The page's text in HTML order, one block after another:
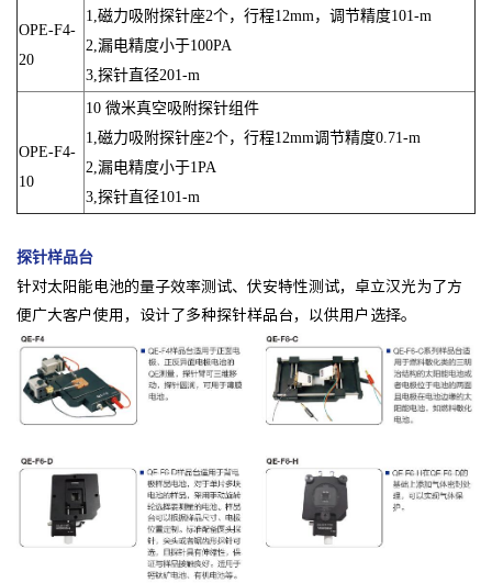
OPE-F4-
20
1,磁力吸附探针座2个，行程12mm，调节精度101-m
2,漏电精度小于100PA
3,探针直径201-m
OPE-F4-
10
10 微米真空吸附探针组件
1,磁力吸附探针座2个，行程12mm调节精度0.71-m
2,漏电精度小于1PA
3,探针直径101-m
探针样品台
针对太阳能电池的量子效率测试、伏安特性测试，卓立汉光为了方
便广大客户使用，设计了多种探针样品台，以供用户选择。